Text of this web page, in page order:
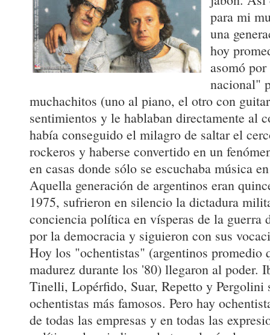
para mi
una
hoy
asomó
nacional"
muchachitos (uno al piano, el otro con
sentimientos y le hablaban directamente al
había conseguido el milagro de saltar el
rockeros y haberse convertido en un
en casas donde sólo se escuchaba música
Aquella generación de argentinos eran
1975, sufrieron en silencio la dictadura
conciencia política en vísperas de la guerra
por la democracia y siguieron con sus
Hoy los "ochentistas" (argentinos promedio
madurez durante los '80) llegaron al poder.
Tinelli, Lopérfido, Suar, Repetto y Pergolini
ochentistas más famosos. Pero hay
de todas las empresas y en todas las